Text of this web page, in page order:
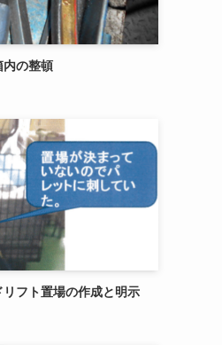
内の整頓
フト置場の作成と明示